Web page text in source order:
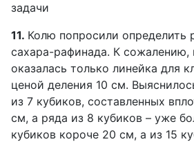
задачи
11. Колю попросили определить
сахара-рафинада. К сожалению,
оказалась только линейка для
ценой деления 10 см.
из 7 кубиков, составленных
см, а ряда из 8 кубиков – уже
кубиков короче 20 см, а из 15